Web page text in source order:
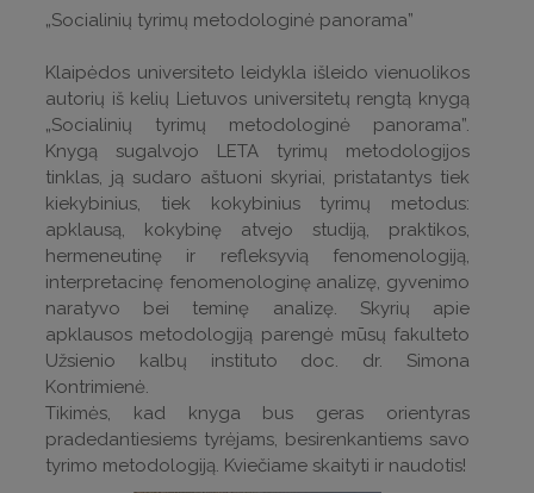
„Socialinių tyrimų metodologinė panorama”
Klaipėdos universiteto leidykla išleido vienuolikos
autorių iš kelių Lietuvos universitetų rengtą knygą
„Socialinių tyrimų metodologinė panorama”.
Knygą sugalvojo LETA tyrimų metodologijos
tinklas, ją sudaro aštuoni skyriai, pristatantys tiek
kiekybinius, tiek kokybinius tyrimų metodus:
apklausą, kokybinę atvejo studiją, praktikos,
hermeneutinę ir refleksyvią fenomenologiją,
interpretacinę fenomenologinę analizę, gyvenimo
naratyvo bei teminę analizę. Skyrių apie
apklausos metodologiją parengė mūsų fakulteto
Užsienio kalbų instituto doc. dr. Simona
Kontrimienė.
Tikimės, kad knyga bus geras orientyras
pradedantiesiems tyrėjams, besirenkantiems savo
tyrimo metodologiją. Kviečiame skaityti ir naudotis!